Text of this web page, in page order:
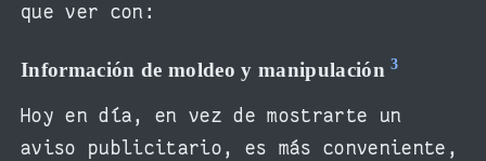
que ver con:
Información de moldeo y manipulación3
Hoy en día, en vez de mostrarte un
aviso publicitario, es más conveniente,